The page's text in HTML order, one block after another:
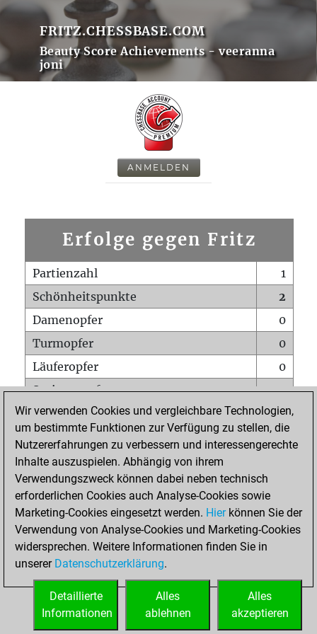
FRITZ.CHESSBASE.COM
Beauty Score Achievements - veeranna
joni
ANMELDEN
Erfolge gegen Fritz
Partienzahl
1
Schönheitspunkte
2
Damenopfer
0
Turmopfer
0
Läuferopfer
0
Springeropfer
0
Bauernopfer
0
Matt auf vollem Brett
0
Bauer setzt Matt
Erstickte Matts
Unterverwandlungen
0
Türme auf der siebten
0
STARTSEITE
Wir verwenden Cookies und vergleichbare Technologien,
um bestimmte Funktionen zur Verfügung zu stellen, die
Nutzererfahrungen zu verbessern und interessengerechte
Inhalte auszuspielen. Abhängig von ihrem
Verwendungszweck können dabei neben technisch
erforderlichen Cookies auch Analyse-Cookies sowie
Marketing-Cookies eingesetzt werden. Hierkönnen Sie der
Verwendung von Analyse-Cookies und Marketing-Cookies
widersprechen. Weitere Informationen finden Sie in
unserer Datenschutzerklärung.
Alles
akzeptieren
Alles
ablehnen
Detaillierte
Informationen